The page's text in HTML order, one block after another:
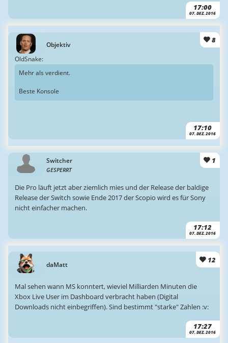
17:00
07. DEZ. 2016
Objektiv
8
17:10
07. DEZ. 2016
OldSnake:
Mehr als verdient.
Beste Konsole
Switcher
GESPERRT
1
17:12
07. DEZ. 2016
Die Pro läuft jetzt aber ziemlich mies und der Release der baldige
Release der Switch sowie Ende 2017 der Scopio wird es für Sony
nicht einfacher machen.
daMatt
12
17:27
07. DEZ. 2016
Mal sehen wann MS konntert, wieviel Milliarden Minuten die
Xbox Live User im Dashboard verbracht haben (Digital
Downloads nicht einbegriffen). Sind bestimmt "starke" Zahlen :v: